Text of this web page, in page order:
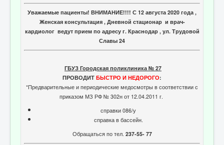
Уважаемые пациенты! ВНИМАНИЕ!!!! С 12 августа 2020 года ,
Женская консультация , Дневной стационар и врач-
кардиолог ведут прием по адресу г. Краснодар , ул. Трудовой
Славы 24
ГБУЗ Городская поликлиника № 27
ПРОВОДИТ БЫСТРО И НЕДОРОГО:
*Предварительные и периодические медосмотры в соответствии с
приказом МЗ РФ № 302н от 12.04.2011 г.
справки 086/у
справка в бассейн.
Обращаться по тел. 237-55- 77